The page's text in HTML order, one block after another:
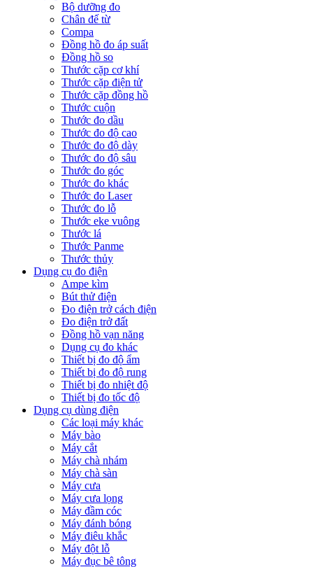
Bộ dưỡng đo
Chân đế từ
Compa
Đồng hồ đo áp suất
Đồng hồ so
Thước cặp cơ khí
Thước cặp điện tử
Thước cặp đồng hồ
Thước cuộn
Thước đo dầu
Thước đo độ cao
Thước đo độ dày
Thước đo độ sâu
Thước đo góc
Thước đo khác
Thước đo Laser
Thước đo lỗ
Thước eke vuông
Thước lá
Thước Panme
Thước thủy
Dụng cụ đo điện
Ampe kìm
Bút thử điện
Đo điện trở cách điện
Đo điện trở đất
Đồng hồ vạn năng
Dụng cụ đo khác
Thiết bị đo độ ẩm
Thiết bị đo độ rung
Thiết bị đo nhiệt độ
Thiết bị đo tốc độ
Dụng cụ dùng điện
Các loại máy khác
Máy bào
Máy cắt
Máy chà nhám
Máy chà sàn
Máy cưa
Máy cưa lọng
Máy đầm cóc
Máy đánh bóng
Máy điêu khắc
Máy đột lỗ
Máy đục bê tông